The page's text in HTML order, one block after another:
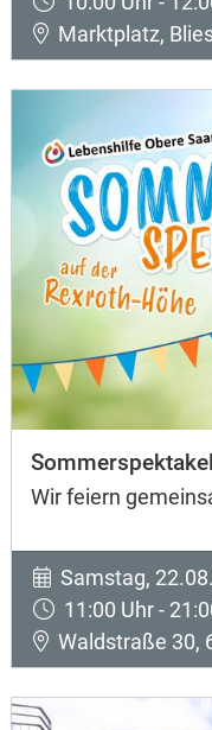
Marktplatz,
Wir feiern
Samstag,
11:00 Uhr -
Waldstraße 30,